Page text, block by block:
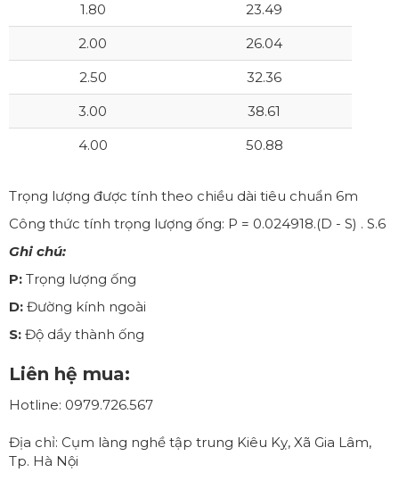
1.80
23.49
2.00
26.04
2.50
32.36
3.00
38.61
4.00
50.88
Trọng lượng được tính theo chiều dài tiêu chuẩn 6m
Công thức tính trọng lượng ống: P = 0.024918.(D - S) . S.6
Ghi chú:
P: Trọng lượng ống
D: Đường kính ngoài
S: Độ dầy thành ống
Liên hệ mua:
Hotline: 0979.726.567
Địa chỉ: Cụm làng nghề tập trung Kiêu Kỵ, Xã Gia Lâm,
Tp. Hà Nội